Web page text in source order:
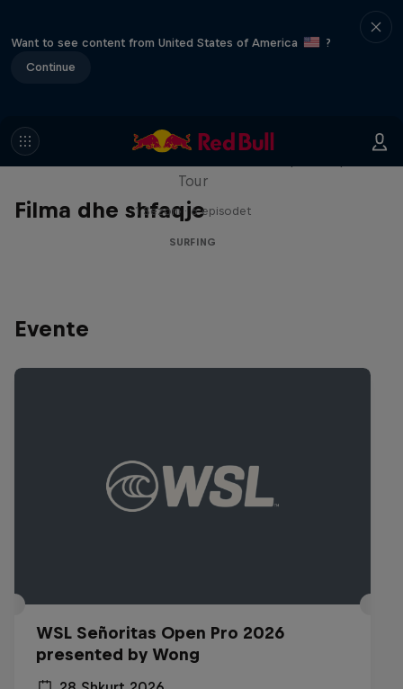
Want to see content from United States of America
?
Continue
Filma dhe shfaqje
WSL Replay
Tour
1 Sezoni · 6 episodet
SURFING
Evente
WSL Señoritas Open Pro 2026
presented by Wong